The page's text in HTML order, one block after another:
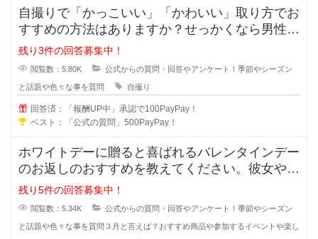
自撮りで「かっこいい」「かわいい」取り方でお
すすめの方法はありますか？せっかくなら男性な
らかっこよく写真を写りたいと思い
残り3件の回答募集中！
閲覧数：5.80K 公式からの質問・回答やアンケート！季節やシーズン
と話題や色々な事を質問 自撮り
回答済：「報酬UP中」承認で100PayPay！
ベスト：「公式の質問」500PayPay！
ホワイトデーに贈ると喜ばれるバレンタインデー
のお返しのおすすめを教えてください。彼女や奥
さん、会社の同僚など本命や義理チ
残り5件の回答募集中！
閲覧数：5.34K 公式からの質問・回答やアンケート！季節やシーズン
と話題や色々な事を質問 ３月と言えば？おすすめ商品や参加するイベントや楽し